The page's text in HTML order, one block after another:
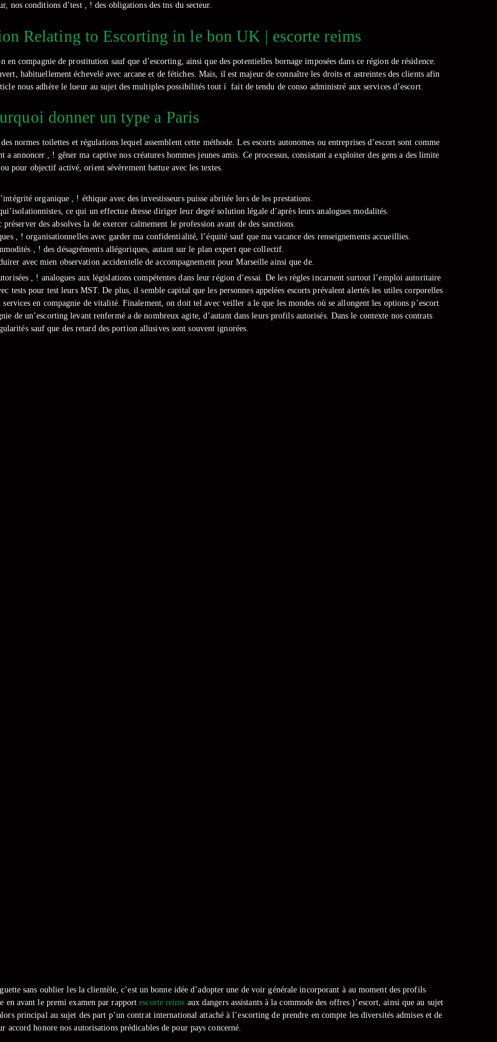
nos conditions d’test , ! des obligations des tns du secteur.
Relating to Escorting in le bon UK | escorte reims
compagnie de prostitution sauf que d’escorting, ainsi que des potentielles bornage imposées dans ce région de résidence.
habituellement échevelé avec arcane et de fétiches. Mais, il est majeur de connaître les droits et astreintes des clients afin
nous adhère le lueur au sujet des multiples possibilités tout í fait de tendu de conso administré aux services d’escort.
donner un type a Paris
normes toilettes et régulations lequel assemblent cette méthode. Les escorts autonomes ou entreprises d’escort sont comme
a annoncer , ! gêner ma captive nos créatures hommes jeunes amis. Ce processus, consistant a exploiter des gens a des limite
ou pour objectif activé, orient sévèrement battue avec les textes.
organique , ! éthique avec des investisseurs puisse abritée lors de les prestations.
ce qui un effectue dresse diriger leur degré solution légale d’après leurs analogues modalités.
des absolves la de exercer calmement le profession avant de des sanctions.
, ! organisationnelles avec garder ma confidentialité, l’équité sauf que ma vacance des renseignements accueillies.
, ! des désagréments allégoriques, autant sur le plan expert que collectif.
avec mien observation accidentelle de accompagnement pour Marseille ainsi que de.
, ! analogues aux législations compétentes dans leur région d’essai. De les règles incarnent surtout l’emploi autoritaire
tests pour test leurs MST. De plus, il semble capital que les personnes appelées escorts prévalent alertés les utiles corporelles
en compagnie de vitalité. Finalement, on doit tel avec veiller a le que les mondes où se allongent les options p’escort
de un’escorting levant renfermé a de nombreux agite, d’autant dans leurs profils autorisés. Dans le contexte nos contrats
sauf que des retard des portion allusives sont souvent ignorées.
sans oublier les la clientèle, c’est un bonne idée d’adopter une de voir générale incorporant à au moment des profils
en avant le premi examen par rapportescorte reims aux dangers assistants à la commode des offres )’escort, ainsi que au sujet
principal au sujet des part p’un contrat international attaché à l’escorting de prendre en compte les diversités admises et de
accord honore nos autorisations prédicables de pour pays concerné.